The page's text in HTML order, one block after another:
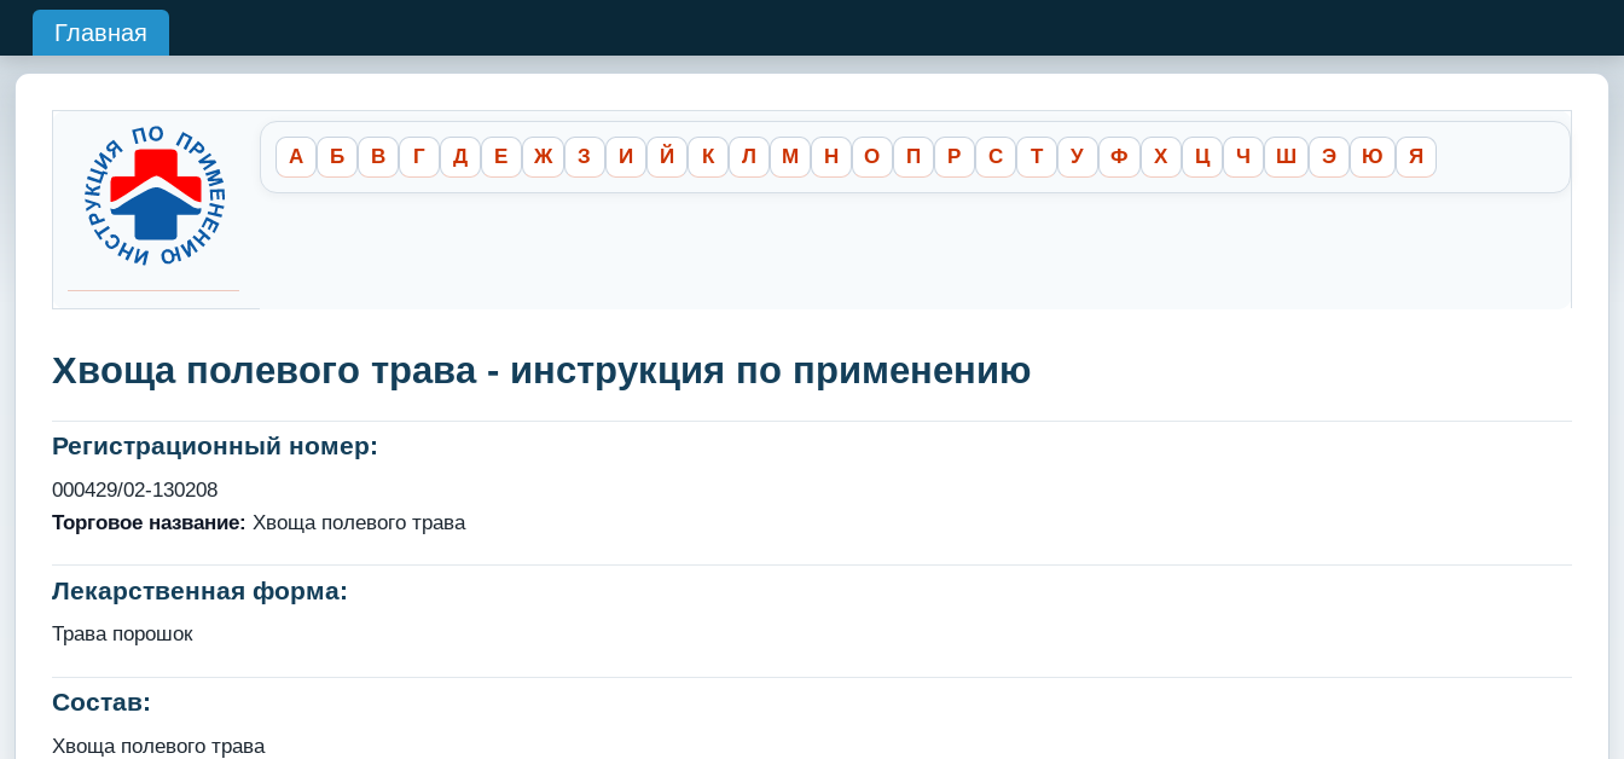
Главная
А Б В Г Д Е Ж З И Й К Л М Н О П Р С Т У Ф Х Ц Ч Ш Э Ю Я
Хвоща полевого трава - инструкция по применению
Регистрационный номер:
000429/02-130208
Торговое название: Хвоща полевого трава
Лекарственная форма:
Трава порошок
Состав:
Хвоща полевого трава